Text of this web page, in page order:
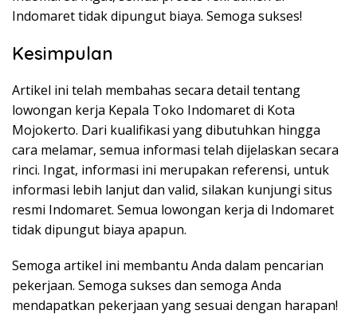
Indomaret tidak dipungut biaya. Semoga sukses!
Kesimpulan
Artikel ini telah membahas secara detail tentang
lowongan kerja Kepala Toko Indomaret di Kota
Mojokerto. Dari kualifikasi yang dibutuhkan hingga
cara melamar, semua informasi telah dijelaskan secara
rinci. Ingat, informasi ini merupakan referensi, untuk
informasi lebih lanjut dan valid, silakan kunjungi situs
resmi Indomaret. Semua lowongan kerja di Indomaret
tidak dipungut biaya apapun.
Semoga artikel ini membantu Anda dalam pencarian
pekerjaan. Semoga sukses dan semoga Anda
mendapatkan pekerjaan yang sesuai dengan harapan!